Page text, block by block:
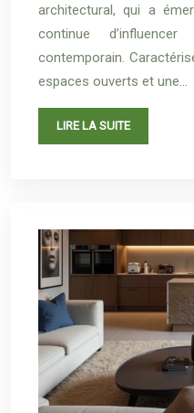
architectural, qui a
continue
contemporain.
espaces ouverts et une…
LIRE LA SUITE